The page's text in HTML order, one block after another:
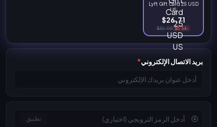
Lyft Gift Card 25 USD
US
$26.71
-$5.34
$32.05
بريد الاتصال الإلكتروني*
تطبيق